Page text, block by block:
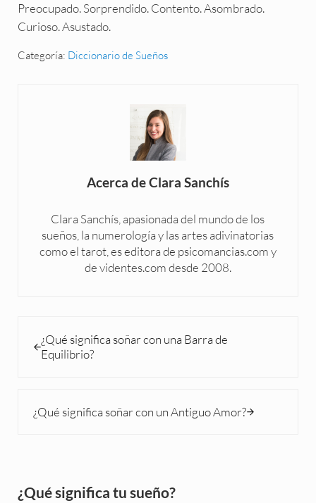
Preocupado. Sorprendido. Contento. Asombrado.
Curioso. Asustado.
Categoría: Diccionario de Sueños
Acerca deClara Sanchís
Clara Sanchís, apasionada del mundo de los
sueños, la numerología y las artes adivinatorias
como el tarot, es editora de psicomancias.com y
de videntes.com desde 2008.
¿Qué significa soñar con una Barra de
Equilibrio?
¿Qué significa soñar con un Antiguo Amor?
Sidebar
¿Qué significa tu sueño?